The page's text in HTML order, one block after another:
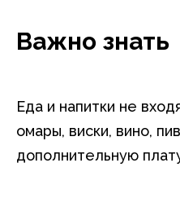
Важно знать
Еда и напитки не
омары, виски, вино,
дополнительную